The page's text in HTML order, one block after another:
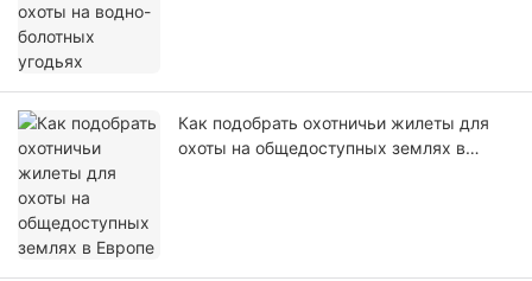
Как подобрать охотничьи жилеты для
охоты на общедоступных землях в